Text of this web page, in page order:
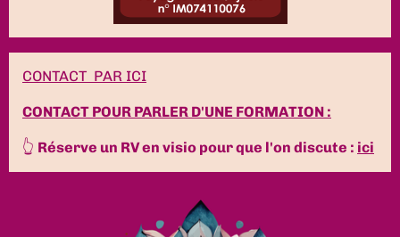
CONTACT PAR ICI
CONTACT POUR PARLER D'UNE FORMATION :
👆 Réserve un RV en visio pour que l'on discute : ici